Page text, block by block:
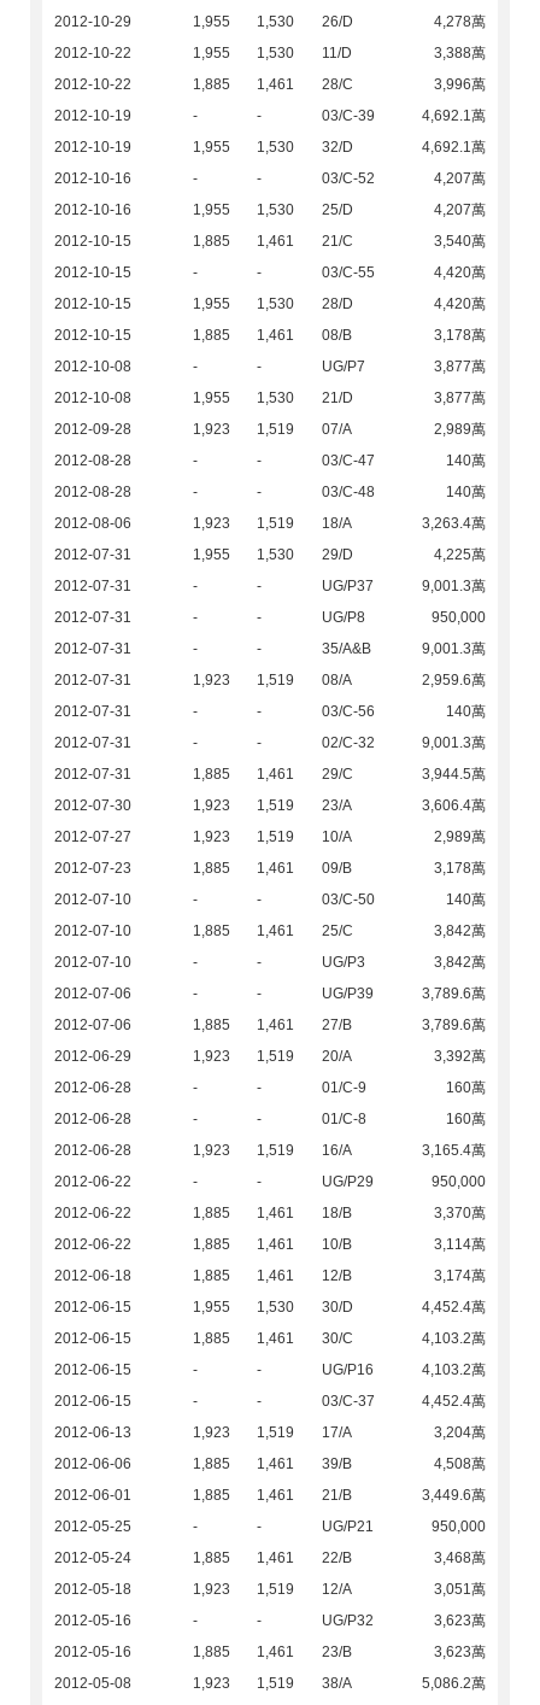
2012-10-29 1,955 1,530 26/D
4,278萬
2012-10-22
1,955 1,530 11/D
3,388萬
2012-10-22
1,885 1,461 28/C
3,996萬
2012-10-19
- - 03/C-39
4,692.1萬
2012-10-19
1,955 1,530 32/D
4,692.1萬
2012-10-16
- - 03/C-52
4,207萬
2012-10-16
1,955 1,530 25/D
4,207萬
2012-10-15
1,885 1,461 21/C
3,540萬
2012-10-15
- - 03/C-55
4,420萬
2012-10-15
1,955 1,530 28/D
4,420萬
2012-10-15
1,885 1,461 08/B
3,178萬
2012-10-08
- - UG/P7
3,877萬
2012-10-08
1,955 1,530 21/D
3,877萬
2012-09-28
1,923 1,519 07/A
2,989萬
2012-08-28
- - 03/C-47
140萬
2012-08-28
- - 03/C-48
140萬
2012-08-06
1,923 1,519 18/A
3,263.4萬
2012-07-31
1,955 1,530 29/D
4,225萬
2012-07-31
- - UG/P37
9,001.3萬
2012-07-31
- - UG/P8
950,000
2012-07-31
- - 35/A&B
9,001.3萬
2012-07-31
1,923 1,519 08/A
2,959.6萬
2012-07-31
- - 03/C-56
140萬
2012-07-31
- - 02/C-32
9,001.3萬
2012-07-31
1,885 1,461 29/C
3,944.5萬
2012-07-30
1,923 1,519 23/A
3,606.4萬
2012-07-27
1,923 1,519 10/A
2,989萬
2012-07-23
1,885 1,461 09/B
3,178萬
2012-07-10
- - 03/C-50
140萬
2012-07-10
1,885 1,461 25/C
3,842萬
2012-07-10
- - UG/P3
3,842萬
2012-07-06
- - UG/P39
3,789.6萬
2012-07-06
1,885 1,461 27/B
3,789.6萬
2012-06-29
1,923 1,519 20/A
3,392萬
2012-06-28
- - 01/C-9
160萬
2012-06-28
- - 01/C-8
160萬
2012-06-28
1,923 1,519 16/A
3,165.4萬
2012-06-22
- - UG/P29
950,000
2012-06-22
1,885 1,461 18/B
3,370萬
2012-06-22
1,885 1,461 10/B
3,114萬
2012-06-18
1,885 1,461 12/B
3,174萬
2012-06-15
1,955 1,530 30/D
4,452.4萬
2012-06-15
1,885 1,461 30/C
4,103.2萬
2012-06-15
- - UG/P16
4,103.2萬
2012-06-15
- - 03/C-37
4,452.4萬
2012-06-13
1,923 1,519 17/A
3,204萬
2012-06-06
1,885 1,461 39/B
4,508萬
2012-06-01
1,885 1,461 21/B
3,449.6萬
2012-05-25
- - UG/P21
950,000
2012-05-24
1,885 1,461 22/B
3,468萬
2012-05-18
1,923 1,519 12/A
3,051萬
2012-05-16
- - UG/P32
3,623萬
2012-05-16
1,885 1,461 23/B
3,623萬
2012-05-08
1,923 1,519 38/A
5,086.2萬